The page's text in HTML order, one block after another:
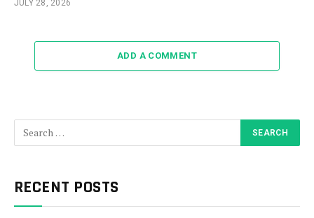
JULY 28, 2026
ADD A COMMENT
RECENT POSTS